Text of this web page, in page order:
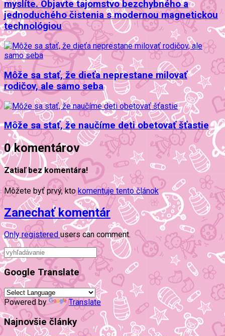
myslíte. Objavte tajomstvo bezchybného a
jednoduchého čistenia s modernou magnetickou
technológiou
Môže sa stať, že dieťa neprestane milovať
rodičov, ale samo seba
Môže sa stať, že naučíme deti obetovať šťastie
0 komentárov
Zatiaľ bez komentára!
Môžete byť prvý, ktokomentuje tento článok
Zanechať komentár
Only registered users can comment.
Google Translate
Powered by Translate
Najnovšie články